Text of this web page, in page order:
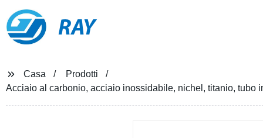
RAY
Casa
Prodotti
Acciaio al carbonio, acciaio inossidabile, nichel, titanio, tubo